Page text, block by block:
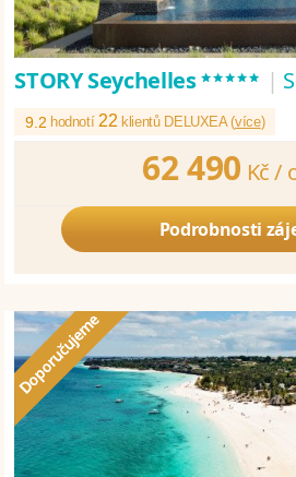
STORY Seychelles***** |
9.2 hodnotí22 klientů DELUXEA (více)
62 490 Kč /
Podrobnosti